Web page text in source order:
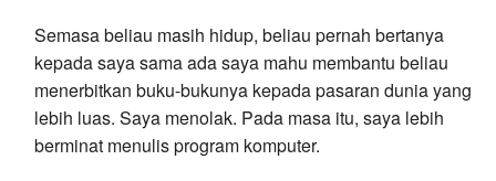
Semasa beliau masih hidup, beliau pernah bertanya
kepada saya sama ada saya mahu membantu beliau
menerbitkan buku-bukunya kepada pasaran dunia yang
lebih luas. Saya menolak. Pada masa itu, saya lebih
berminat menulis program komputer.